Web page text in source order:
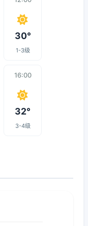
30°
1-3级
16:00
32°
3-4级